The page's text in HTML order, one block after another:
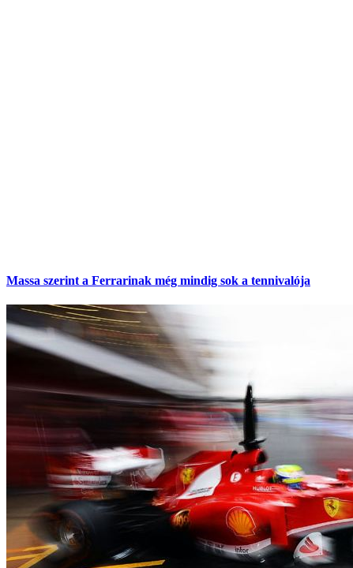
Massa szerint a Ferrarinak még mindig sok a tennivalója